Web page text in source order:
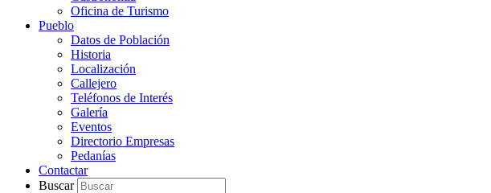
Oficina de Turismo
Pueblo
Datos de Población
Historia
Localización
Callejero
Teléfonos de Interés
Galería
Eventos
Directorio Empresas
Pedanías
Contactar
Buscar